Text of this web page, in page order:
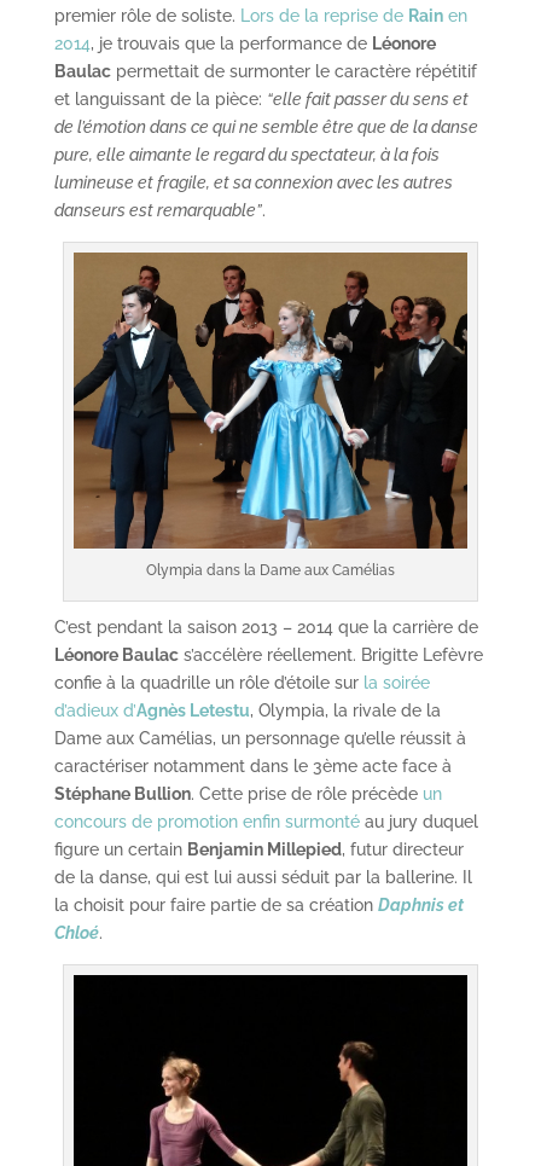
premier rôle de soliste. Lors de la reprise de Rainen
2014, je trouvais que la performance de Léonore
Baulacpermettait de surmonter le caractère répétitif
et languissant de la pièce: “elle fait passer du sens et
de l’émotion dans ce qui ne semble être que de la danse
pure, elle aimante le regard du spectateur, à la fois
lumineuse et fragile, et sa connexion avec les autres
danseurs est remarquable”.
Olympia dans la Dame aux Camélias
C’est pendant la saison 2013 – 2014 que la carrière de
Léonore Baulacs’accélère réellement. Brigitte Lefèvre
confie à la quadrille un rôle d’étoile sur la soirée
d’adieux d’Agnès Letestu, Olympia, la rivale de la
Dame aux Camélias, un personnage qu’elle réussit à
caractériser notamment dans le 3ème acte face à
Stéphane Bullion. Cette prise de rôle précède un
concours de promotion enfin surmontéau jury duquel
figure un certain Benjamin Millepied, futur directeur
de la danse, qui est lui aussi séduit par la ballerine. Il
la choisit pour faire partie de sa création Daphnis et
Chloé.